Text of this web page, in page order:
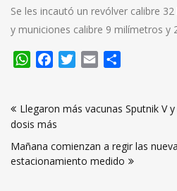
Se les incautó un revólver calibre
y municiones calibre 9 milímetros y
WhatsApp
FacebookTwitter
Email
de
entradas
Llegaron más vacunas Sputnik V
dosis más
Mañana comienzan a regir las
estacionamiento medido